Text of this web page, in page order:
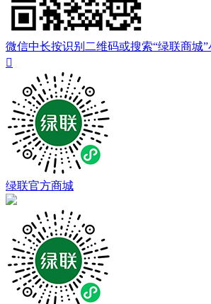
微信中长按识别二维码或搜索“绿联商城

绿联官方商城